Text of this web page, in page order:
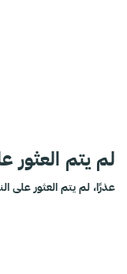
لم يتم العثور
عذرًا، لم يتم العثور على